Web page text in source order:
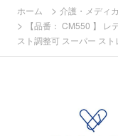
ホーム > 介護・メディ
>
【品番： CM550 】 レ
スト調整可 スーパー ス